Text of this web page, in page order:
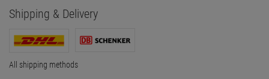
Shipping & Delivery
All shipping methods